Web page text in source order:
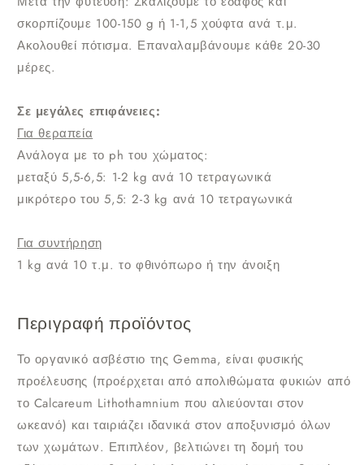
σκορπίζουμε 100-150 g ή 1-1,5 χούφτα ανά τ.μ.
Ακολουθεί πότισμα. Επαναλαμβάνουμε κάθε 20-30
μέρες.
Σε μεγάλες επιφάνειες:
Για θεραπεία
Ανάλογα με το ph του χώματος:
μεταξύ 5,5-6,5: 1-2 kg ανά 10 τετραγωνικά
μικρότερο του 5,5: 2-3 kg ανά 10 τετραγωνικά
Για συντήρηση
1 kg ανά 10 τ.μ. το φθινόπωρο ή την άνοιξη
Περιγραφή προϊόντος
Το οργανικό ασβέστιο της Gemma, είναι φυσικής
προέλευσης (προέρχεται από απολιθώματα φυκιών από
το Calcareum Lithothamnium που αλιεύονται στον
ωκεανό) και ταιριάζει ιδανικά στον αποξυνισμό όλων
των χωμάτων. Επιπλέον, βελτιώνει τη δομή του